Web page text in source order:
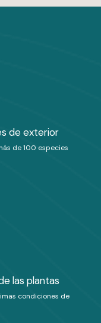
de exterior
de 100 especies
las plantas
condiciones de